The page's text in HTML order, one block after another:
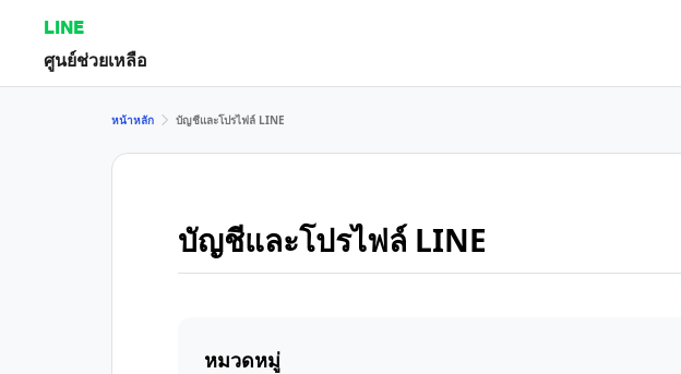
LINE
ศูนย์ช่วยเหลือ
หน้าหลัก บัญชีและโปรไฟล์ LINE
บัญชีและโปรไฟล์ LINE
หมวดหมู่